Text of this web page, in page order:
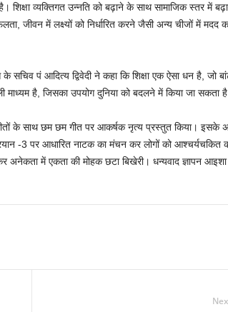
शिक्षा व्यक्तिगत उन्नति को बढ़ाने के साथ सामाजिक स्तर में
जीवन में लक्ष्यों को निर्धारित करने जैसी अन्य चीजों में मदद
के सचिव पं आदित्य द्विवेदी ने कहा कि शिक्षा एक ऐसा धन है, जो
माध्यम है, जिसका उपयोग दुनिया को बदलने में किया जा सकता
के साथ छम छम गीत पर आकर्षक नृत्य प्रस्तुत किया। इसके
-3 पर आधारित नाटक का मंचन कर लोगों को आश्चर्यचकित
अनेकता में एकता की मोहक छटा बिखेरी। धन्यवाद ज्ञापन आइशा